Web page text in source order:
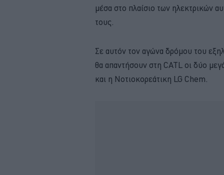
μέσα στο πλαίσιο των ηλεκτρικών
τους.
Σε αυτόν τον αγώνα δρόμου του
θα απαντήσουν στη CATL οι δύο
και η Νοτιοκορεάτικη LG Chem.